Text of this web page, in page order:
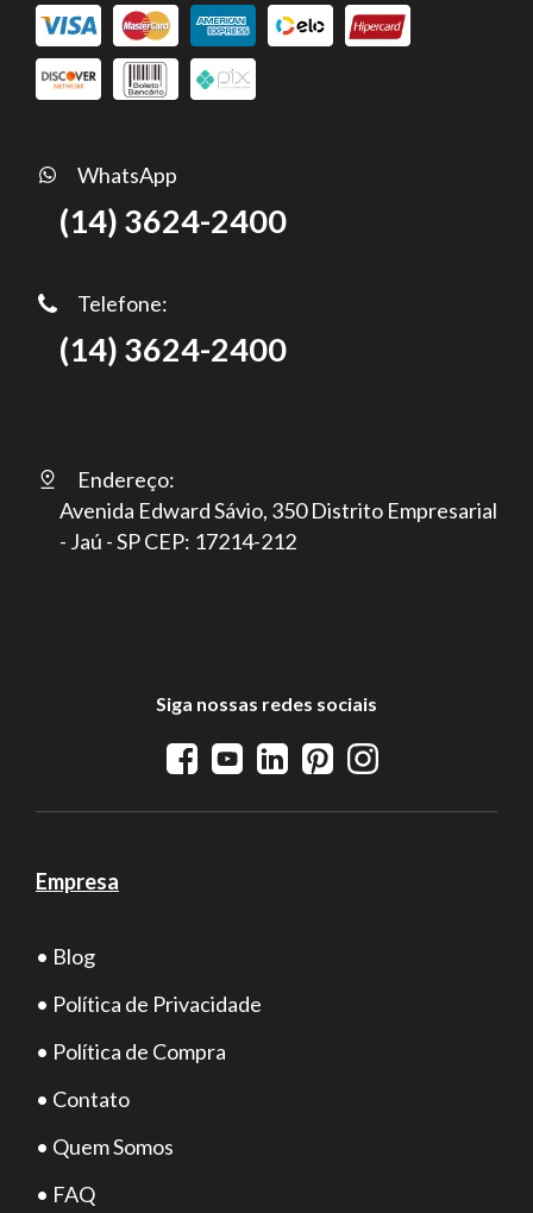
WhatsApp
(14) 3624-2400
Telefone:
(14) 3624-2400
Endereço:
Avenida Edward Sávio, 350 Distrito Empresarial
- Jaú - SP CEP: 17214-212
Siga nossas redes sociais
Empresa
• Blog
• Política de Privacidade
• Política de Compra
• Contato
• Quem Somos
• FAQ